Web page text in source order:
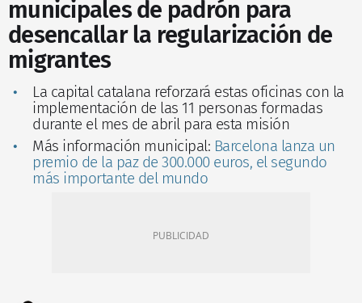
municipales de padrón para
desencallar la regularización de
migrantes
La capital catalana reforzará estas oficinas con la
implementación de las 11 personas formadas
durante el mes de abril para esta misión
Más información municipal: Barcelona lanza un
premio de la paz de 300.000 euros, el segundo
más importante del mundo